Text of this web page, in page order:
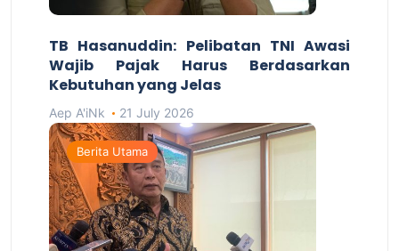
TB Hasanuddin: Pelibatan TNI Awasi
Wajib Pajak Harus Berdasarkan
Kebutuhan yang Jelas
Aep A'iNk 21 July 2026
Berita Utama